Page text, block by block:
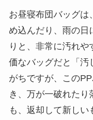
お昼寝布団バッグは
め込んだり、雨の日
りと、非常に汚れ
価なバッグだと「汚
がちですが、この
き、万が一破れたり
も、返却して新し